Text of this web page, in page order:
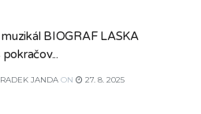
BIOGRAF LÁSKA
RADEK JANDA ON 27. 8. 2025